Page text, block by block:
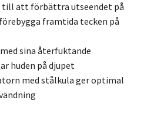
till att förbättra utseendet på
framtida tecken på
sina återfuktande
huden på djupet
med stålkula ger optimal